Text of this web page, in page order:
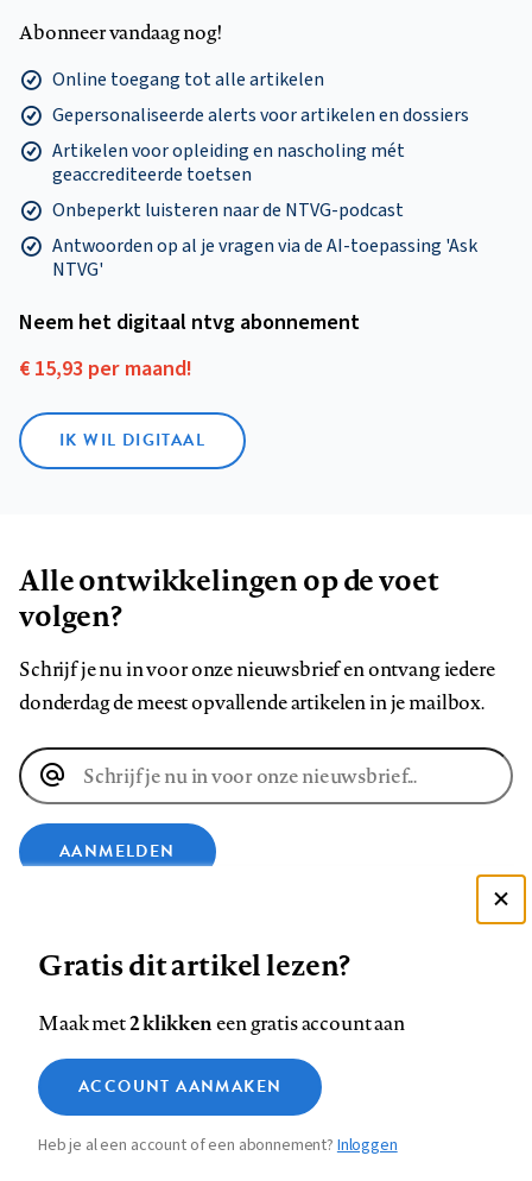
Abonneer vandaag nog!
Online toegang tot alle artikelen
Gepersonaliseerde alerts voor artikelen en dossiers
Artikelen voor opleiding en nascholing mét
geaccrediteerde toetsen
Onbeperkt luisteren naar de NTVG-podcast
Antwoorden op al je vragen via de AI-toepassing 'Ask
NTVG'
Neem het digitaal ntvg abonnement
€ 15,93 per maand!
IK WIL DIGITAAL
Alle ontwikkelingen op de voet
volgen?
Schrijf je nu in voor onze nieuwsbrief en ontvang iedere
donderdag de meest opvallende artikelen in je mailbox.
E-
mailadres
AANMELDEN
op
Facebook
op
LinkedIn
op
Bluesky
ons
op
InstagramYouTube
Footer
Contact Colofon Disclaimer Privacy
Medische vragen verdienen
betrouwbare antwoorden
Zie onze cookie policy
Analytische cookies
Marketing cookies
Gratis dit artikel lezen?
Maak met2 klikkeneen gratis account aan
ACCOUNT AANMAKEN
Heb je al een account of een abonnement?Inloggen